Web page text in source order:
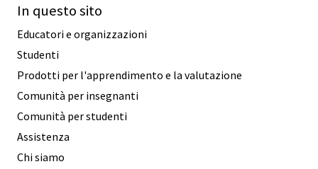
In questo sito
Educatori e organizzazioni
Studenti
Prodotti per l'apprendimento e la valutazione
Comunità per insegnanti
Comunità per studenti
Assistenza
Chi siamo